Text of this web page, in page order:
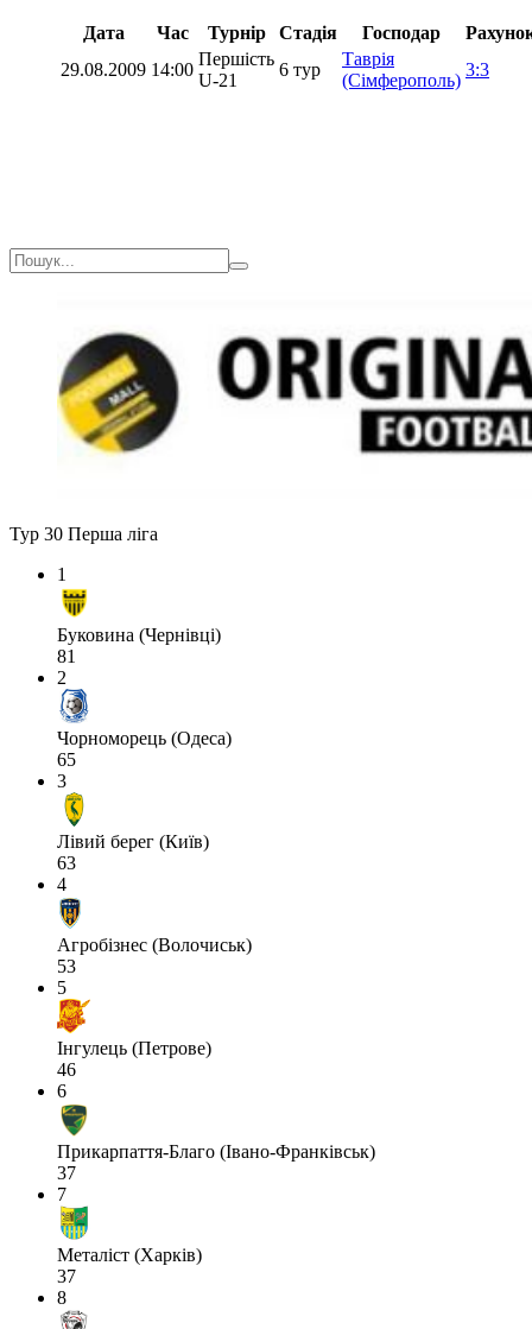
Дата Час Турнір Стадія Господар
29.08.2009 14:00
Першість
U-21
6 тур
Таврія
(Сімферополь)
3:3
Тур 30 Перша ліга
1
Буковина (Чернівці)
81
2
Чорноморець (Одеса)
65
3
Лівий берег (Київ)
63
4
Агробізнес (Волочиськ)
53
5
Інгулець (Петрове)
46
6
Прикарпаття-Благо (Івано-Франківськ)
37
7
Металіст (Харків)
37
8